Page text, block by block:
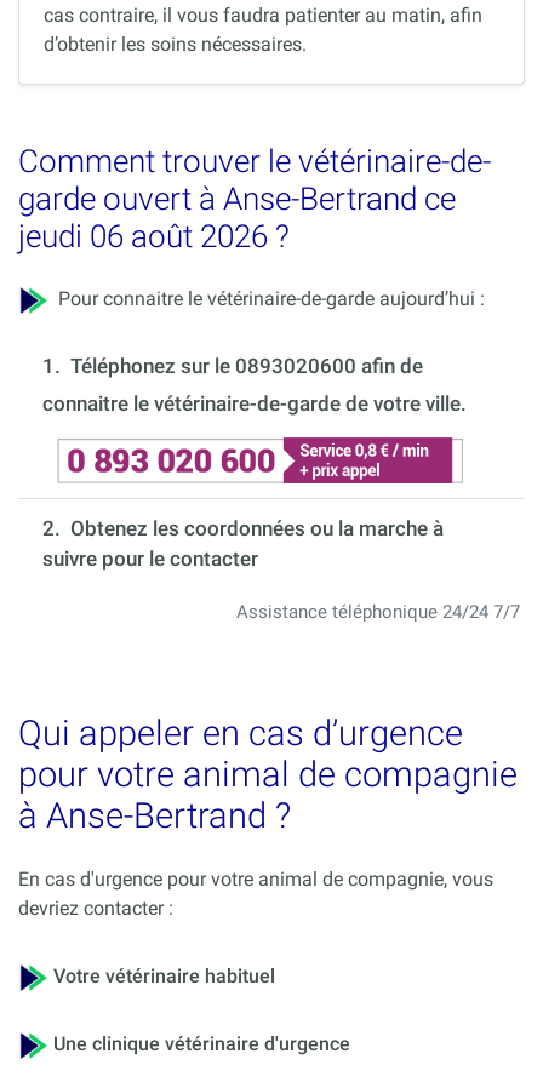
cas contraire, il vous faudra patienter au matin, afin
d’obtenir les soins nécessaires.
Comment trouver le vétérinaire-de-
garde ouvert à Anse-Bertrand ce
jeudi 06 août 2026 ?
Pour connaitre le vétérinaire-de-garde aujourd’hui :
1. Téléphonez sur le 0893020600 afin de
connaitre le vétérinaire-de-garde de votre ville.
2. Obtenez les coordonnées ou la marche à
suivre pour le contacter
Assistance téléphonique 24/24 7/7
Qui appeler en cas d’urgence
pour votre animal de compagnie
à Anse-Bertrand ?
En cas d'urgence pour votre animal de compagnie, vous
devriez contacter :
Votre vétérinaire habituel
Une clinique vétérinaire d'urgence